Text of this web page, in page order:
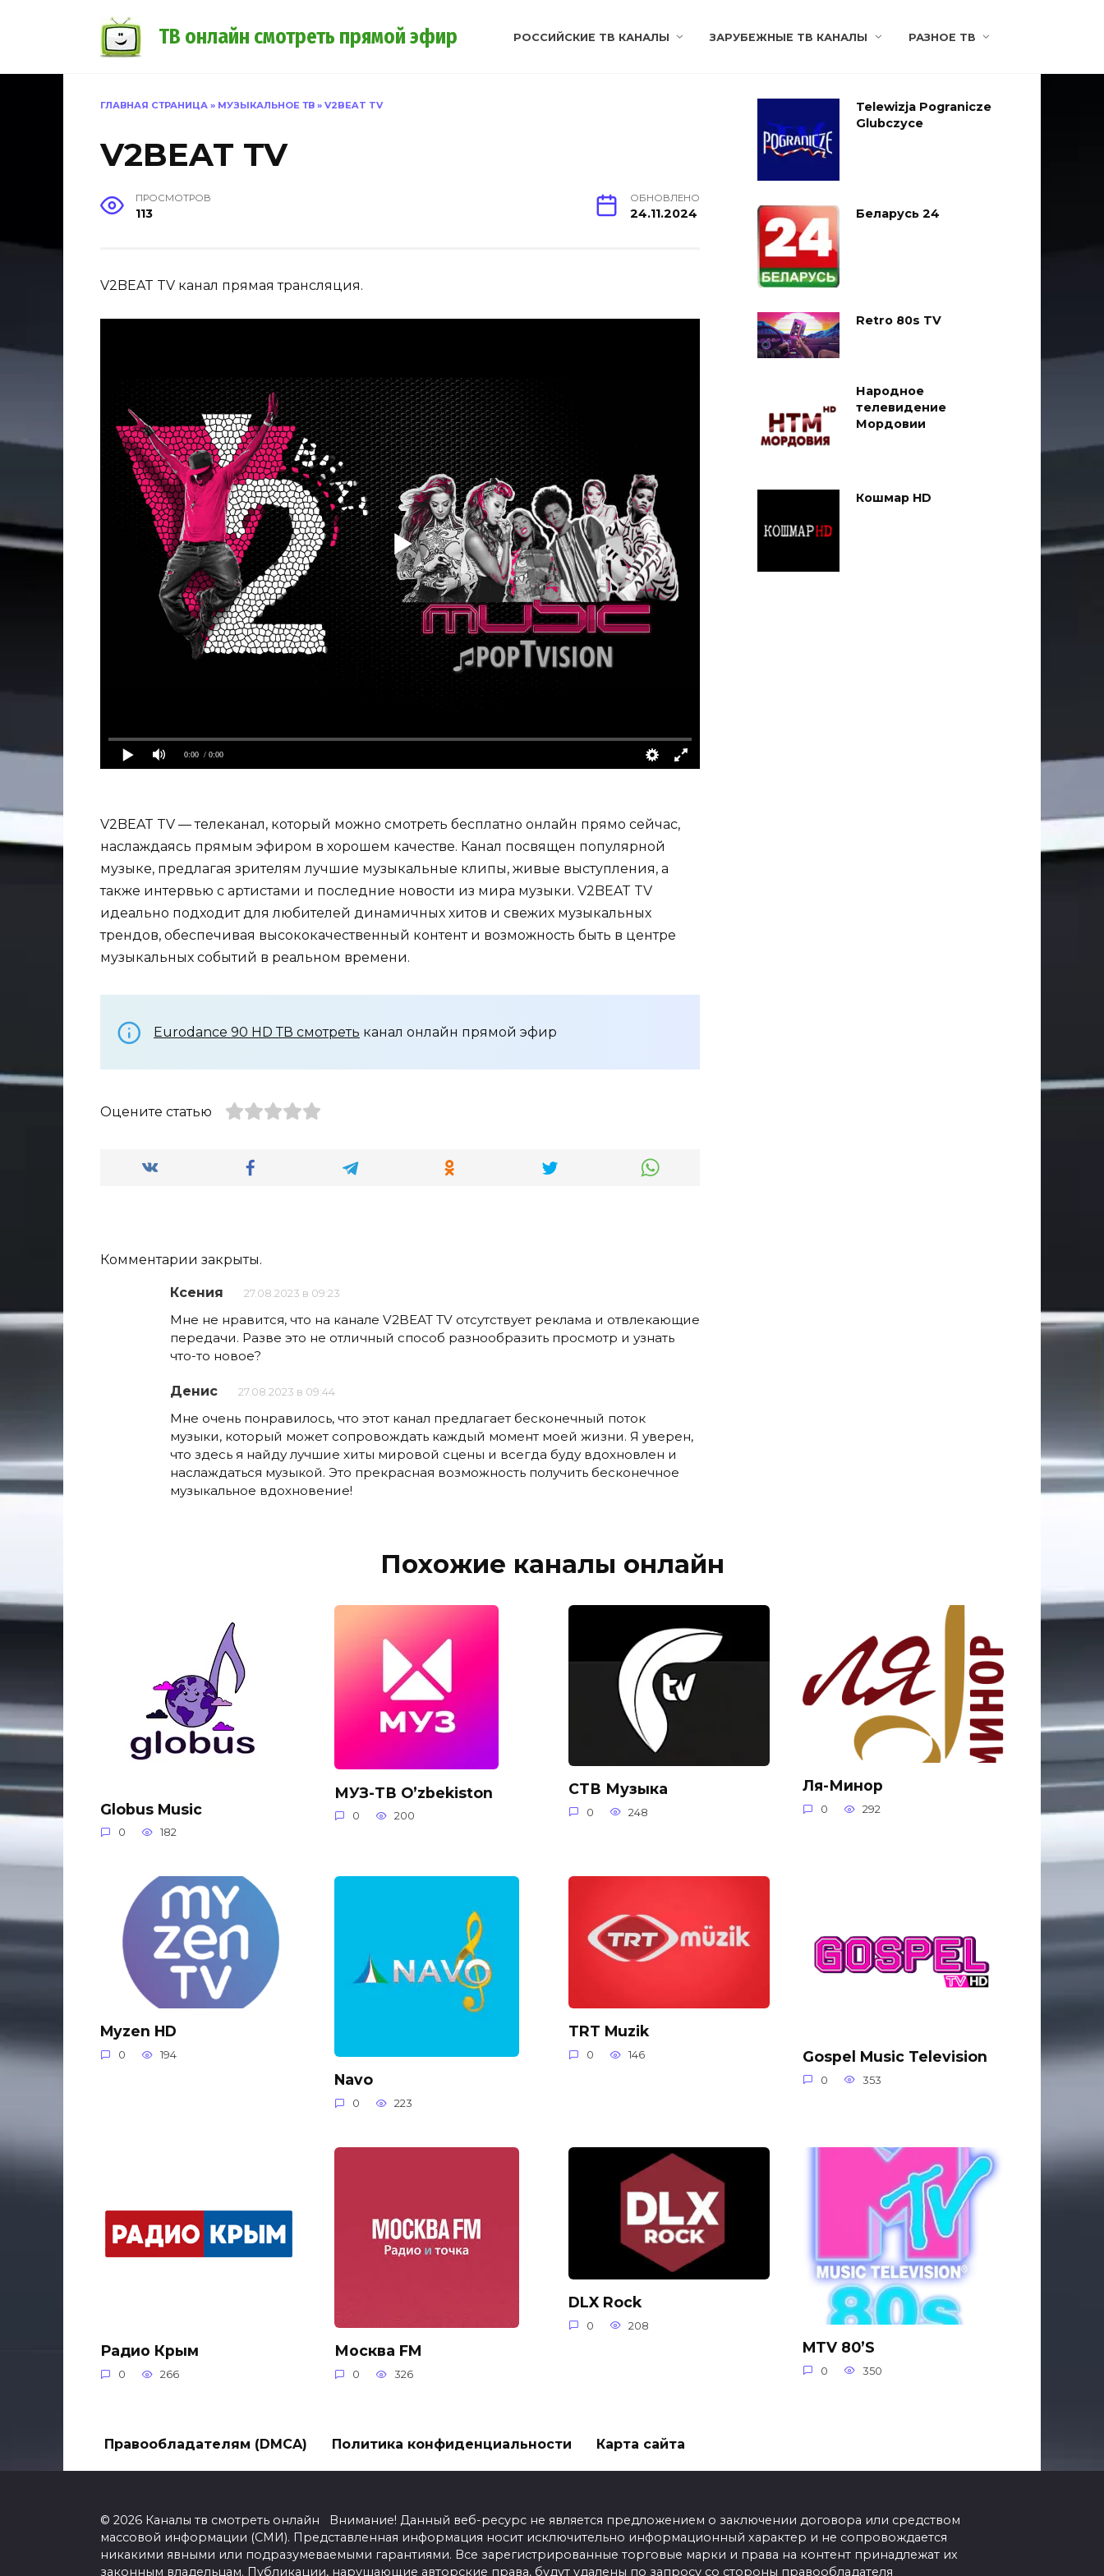
ТВ онлайн смотреть прямой эфир РОССИЙСКИЕ ТВ КАНАЛЫ ЗАРУБЕЖНЫЕ ТВ КАНАЛЫ РАЗНОЕ ТВ
ГЛАВНАЯ СТРАНИЦА » МУЗЫКАЛЬНОЕ ТВ » V2BEAT TV
V2BEAT TV
ПРОСМОТРОВ
113
ОБНОВЛЕНО
24.11.2024
V2BEAT TV канал прямая трансляция.
0:00 / 0:00
V2BEAT TV — телеканал, который можно смотреть бесплатно онлайн прямо сейчас,
наслаждаясь прямым эфиром в хорошем качестве. Канал посвящен популярной
музыке, предлагая зрителям лучшие музыкальные клипы, живые выступления, а
также интервью с артистами и последние новости из мира музыки. V2BEAT TV
идеально подходит для любителей динамичных хитов и свежих музыкальных
трендов, обеспечивая высококачественный контент и возможность быть в центре
музыкальных событий в реальном времени.
Eurodance 90 HD ТВ смотреть канал онлайн прямой эфир
Оцените статью
Комментарии закрыты.
Ксения 27.08.2023 в 09:23
Мне не нравится, что на канале V2BEAT TV отсутствует реклама и отвлекающие
передачи. Разве это не отличный способ разнообразить просмотр и узнать
что-то новое?
Денис 27.08.2023 в 09:44
Мне очень понравилось, что этот канал предлагает бесконечный поток
музыки, который может сопровождать каждый момент моей жизни. Я уверен,
что здесь я найду лучшие хиты мировой сцены и всегда буду вдохновлен и
наслаждаться музыкой. Это прекрасная возможность получить бесконечное
музыкальное вдохновение!
Telewizja Pogranicze
Glubczyce
Беларусь 24
Retro 80s TV
Народное
телевидение
Мордовии
Кошмар HD
Похожие каналы онлайн
Globus Music
0 182
МУЗ-ТВ O’zbekiston
0 200
СТВ Музыка
0 248
Ля-Минор
0 292
Myzen HD
0 194
Navo
0 223
TRT Muzik
0 146 Gospel Music Television
0 353
Радио Крым
0 266
Москва FM
0 326
DLX Rock
0 208
MTV 80’S
0 350
Правообладателям (DMCA) Политика конфиденциальности Карта сайта
© 2026 Каналы тв смотреть онлайн Внимание! Данный веб-ресурс не является предложением о заключении договора или средством
массовой информации (СМИ). Представленная информация носит исключительно информационный характер и не сопровождается
никакими явными или подразумеваемыми гарантиями. Все зарегистрированные торговые марки и права на контент принадлежат их
законным владельцам. Публикации, нарушающие авторские права, будут удалены по запросу со стороны правообладателя